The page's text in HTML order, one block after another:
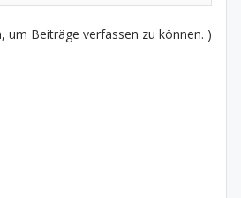
Beiträge verfassen zu können. )